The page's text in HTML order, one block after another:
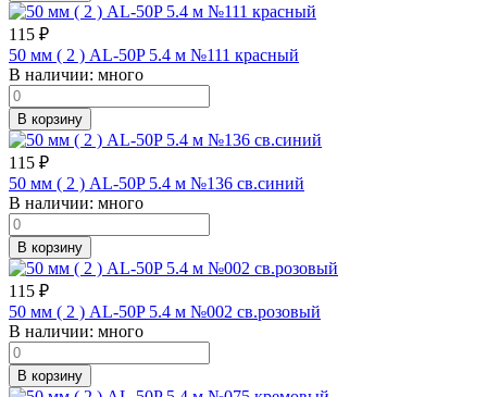
115 ₽
50 мм ( 2 ) AL-50P 5.4 м №111 красный
В наличии: много
В корзину
115 ₽
50 мм ( 2 ) AL-50P 5.4 м №136 св.синий
В наличии: много
В корзину
115 ₽
50 мм ( 2 ) AL-50P 5.4 м №002 св.розовый
В наличии: много
В корзину